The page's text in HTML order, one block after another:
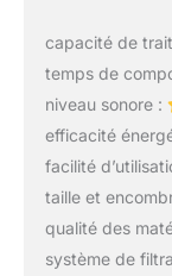
capacité de
temps de
niveau sonore :
efficacité
facilité
taille et
qualité des
système de